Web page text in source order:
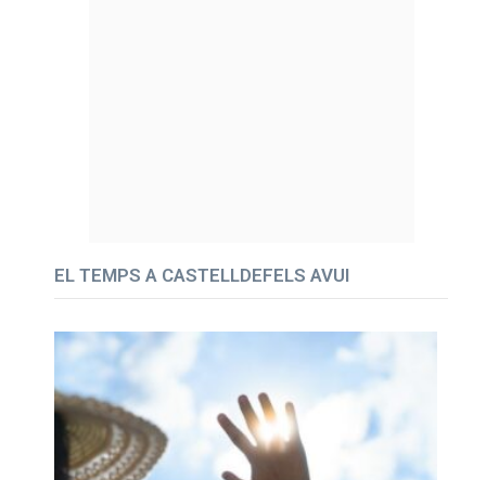
EL TEMPS A CASTELLDEFELS AVUI